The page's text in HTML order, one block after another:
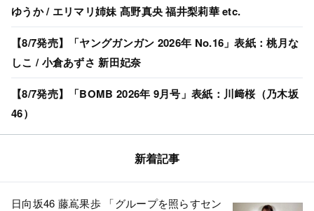
ゆうか / エリマリ姉妹 髙野真央 福井梨莉華 etc.
【8/7発売】「ヤングガンガン 2026年 No.16」表紙：桃月な
しこ / 小倉あずさ 新田妃奈
【8/7発売】「BOMB 2026年 9月号」表紙：川﨑桜（乃木坂
46）
新着記事
日向坂46 藤嶌果歩 「グループを照らすセン